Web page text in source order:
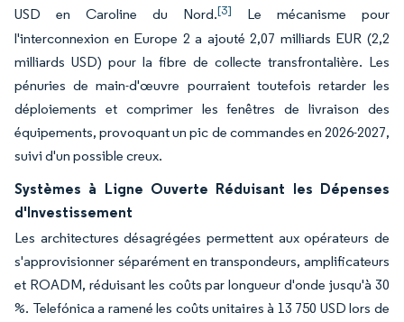
USD en Caroline du Nord.[3]
Le mécanisme pour
l'interconnexion en Europe 2 a ajouté 2,07 milliards EUR (2,2
milliards USD) pour la fibre de collecte transfrontalière. Les
pénuries de main-d'œuvre pourraient toutefois retarder les
déploiements et comprimer les fenêtres de livraison des
équipements, provoquant un pic de commandes en 2026-2027,
suivi d'un possible creux.
Systèmes à Ligne Ouverte Réduisant les Dépenses
d'Investissement
Les architectures désagrégées permettent aux opérateurs de
s'approvisionner séparément en transpondeurs, amplificateurs
et ROADM, réduisant les coûts par longueur d'onde jusqu'à 30
%. Telefónica a ramené les coûts unitaires à 13 750 USD lors de